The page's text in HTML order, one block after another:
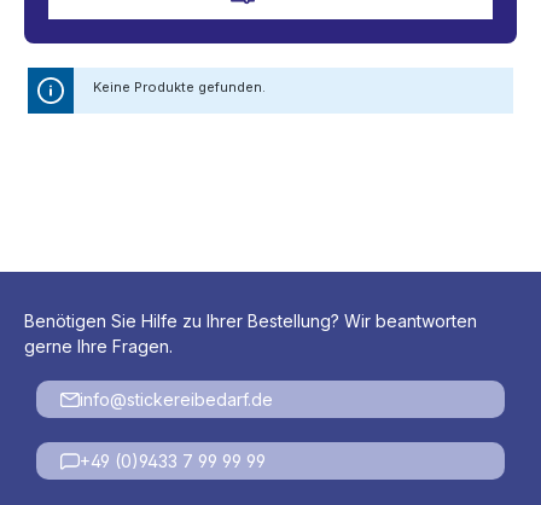
Keine Produkte gefunden.
Benötigen Sie Hilfe zu Ihrer Bestellung? Wir beantworten
gerne Ihre Fragen.
info@stickereibedarf.de
+49 (0)9433 7 99 99 99